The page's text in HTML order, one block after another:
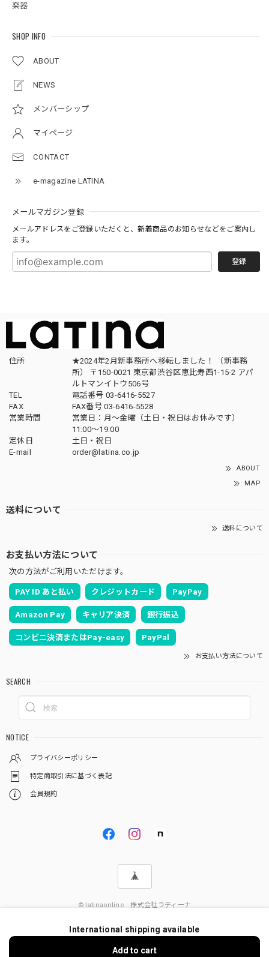
楽器
SHOP INFO
ABOUT
NEWS
メンバーシップ
マイページ
CONTACT
e-magazine LATINA
メールマガジン登録
メールアドレスをご登録いただくと、新着商品のお知らせなどをご案内し
ます。
登録
住所
★2024年2月新事務所へ移転しました！ （新事務
所） 〒150-0021 東京都渋谷区恵比寿西1-15-2 アパ
ルトマンイトウ506号
TEL
電話番号 03-6416-5527
FAX
FAX番号 03-6416-5528
営業時間
営業日：月〜金曜（土日・祝日はお休みです）
11:00〜19:00
定休日
土日・祝日
E-mail
order@latina.co.jp
ABOUT
MAP
送料について
送料について
お支払い方法について
次の方法がご利用いただけます。
PAY ID あと払い クレジットカード PayPay
Amazon Pay キャリア決済 銀行振込
コンビニ決済またはPay-easy PayPal
お支払い方法について
SEARCH
NOTICE
プライバシーポリシー
特定商取引法に基づく表記
会員規約
© latinaonline 株式会社ラティーナ
International shipping available
Add to cart